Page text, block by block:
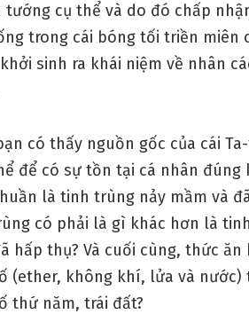
cụ thể và do đó chấp
trong cái bóng tối triền miên
sinh ra khái niệm về nhân
có thấy nguồn gốc của cái
để có sự tồn tại cá nhân đúng
là tinh trùng nảy mầm và
có phải là gì khác hơn là
hấp thụ? Và cuối cùng, thức
(ether, không khí, lửa và
thứ năm, trái đất?